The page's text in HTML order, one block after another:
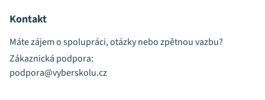
Kontakt
Máte zájem o spolupráci, otázky nebo zpětnou vazbu?
Zákaznická podpora:
podpora@vyberskolu.cz